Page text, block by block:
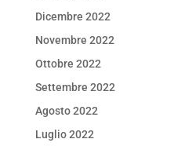
Dicembre 2022
Novembre 2022
Ottobre 2022
Settembre 2022
Agosto 2022
Luglio 2022